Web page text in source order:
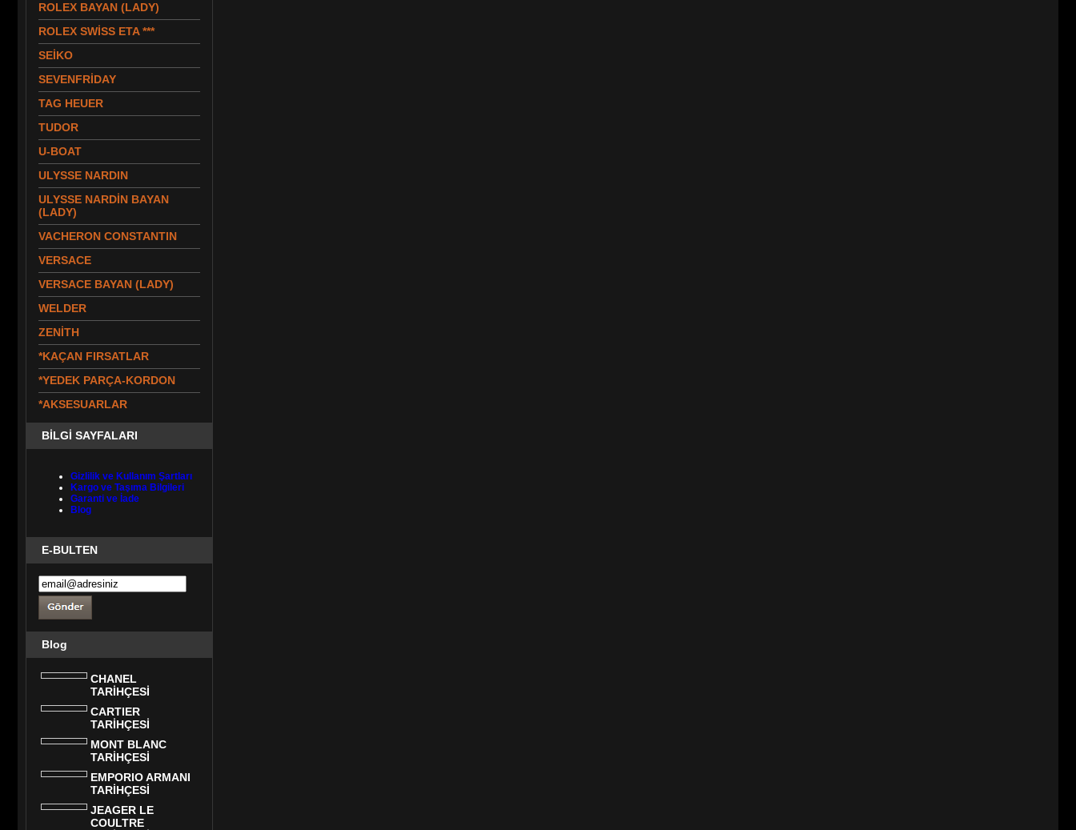
ROLEX BAYAN (LADY)
ROLEX SWİSS ETA ***
SEİKO
SEVENFRİDAY
TAG HEUER
TUDOR
U-BOAT
ULYSSE NARDIN
ULYSSE NARDİN BAYAN
(LADY)
VACHERON CONSTANTIN
VERSACE
VERSACE BAYAN (LADY)
WELDER
ZENİTH
*KAÇAN FIRSATLAR
*YEDEK PARÇA-KORDON
*AKSESUARLAR
BİLGİ SAYFALARI
Gizlilik ve Kullanım Şartları
Kargo ve Taşıma Bilgileri
Garanti ve İade
Blog
E-BULTEN
Blog
CHANEL
TARİHÇESİ
CARTIER
TARİHÇESİ
MONT BLANC
TARİHÇESİ
EMPORIO ARMANI
TARİHÇESİ
JEAGER LE
COULTRE